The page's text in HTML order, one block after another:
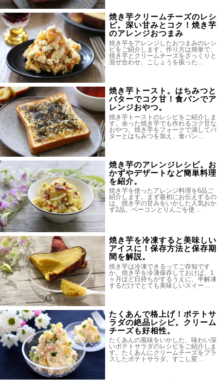
焼き芋クリームチーズのレシ
ピ。深い甘みとコク！焼き芋
のアレンジおつまみ
焼き芋をアレンジしたおつまみのレシ
ピをご紹介します。作り方は簡単で、
焼き芋とクリームチーズをざっくりと
混ぜ合わせ、こしょうを振った…
焼き芋トースト。はちみつと
バターでコク甘！食パンでア
レンジおやつ。
焼き芋トーストのレシピをご紹介しま
す。余った焼き芋でも作れるコク甘な
おやつ。焼き芋をフォークで潰してバ
ターとはちみつを加え、食パン…
焼き芋のアレンジレシピ。お
かずやデザートなど簡単料理
を紹介。
焼き芋を使ったアレンジ料理を6品ご
紹介します。まず最初にお伝えするの
は、焼き芋の甘みをいかした人気おか
ず2品。ベーコンとりんごを使…
焼き芋を冷凍すると美味しい
アイスに！保存方法と保存期
間を解説。
焼き芋は冷凍できるってご存知です
か。焼き芋を冷凍保存しておけば、1
ヶ月ほど日持ちがするうえに、半解凍
するだけでとても美味しいスイー…
たくあんで格上げ！ポテトサ
ラダの絶品レシピ。クリーム
チーズも好相性。
たくあんの風味をいかした、味わい深
いポテトサラダのレシピをご紹介しま
す。たくあんにクリームチーズをプラ
スしたポテトサラダ。すこし変…